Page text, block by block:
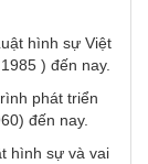
hình sự Việt
) đến nay.
phát triển
đến nay.
hình sự và vai